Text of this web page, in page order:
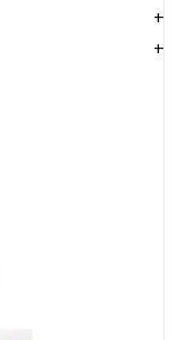
+
+